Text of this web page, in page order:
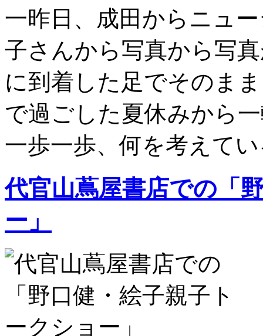
一昨日、成田からニュ
子さんから写真から写
に到着した足でそのま
で過ごした夏休みから
一歩一歩、何を考えて
代官山蔦屋書店での「
ー」